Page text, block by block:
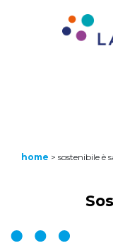
home > sostenibile è